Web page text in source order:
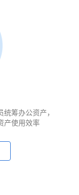
筹办公资产，
产使用效率